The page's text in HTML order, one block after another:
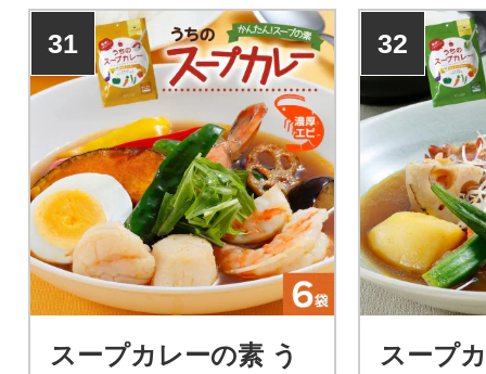
装になっており、食べやすく
アウトドアにピッタリ。コン
パクトサイズなので、持ち運
びも楽々です。うれし懐かし
い味わいのいももち。砂糖醤
油のタレは香ばしく、一口食
べれば甘じょっぱい風味がお
口に広がります。
国のご家庭
な想いから
ンドピー
素。お好
ープカレー
けの簡単調
スープカレ
31
スープカレーの素 う
32
スープ